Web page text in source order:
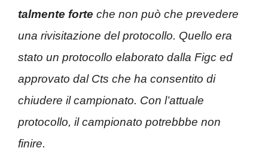
talmente forte che non può che prevedere
una rivisitazione del protocollo. Quello era
stato un protocollo elaborato dalla Figc ed
approvato dal Cts che ha consentito di
chiudere il campionato. Con l’attuale
protocollo, il campionato potrebbbe non
finire.